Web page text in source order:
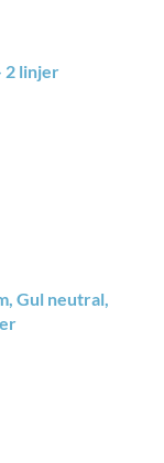
2 linjer
Gul neutral,